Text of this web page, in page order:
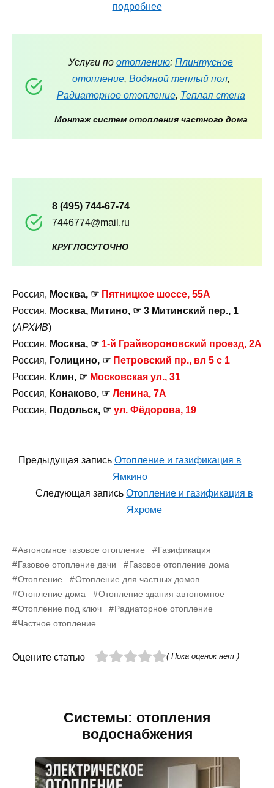
подробнее
Услуги по отоплению: Плинтусное
отопление, Водяной теплый пол,
Радиаторное отопление, Теплая стена
Монтаж систем отопления частного дома
8 (495) 744-67-74
7446774@mail.ru
КРУГЛОСУТОЧНО
Россия, Москва, ☞ Пятницкое шоссе, 55А
Россия, Москва, Митино, ☞ 3 Митинский пер., 1
(АРХИВ)
Россия, Москва, ☞ 1-й Грайвороновский проезд, 2А
Россия, Голицино, ☞ Петровский пр., вл 5 с 1
Россия, Клин, ☞ Московская ул., 31
Россия, Конаково, ☞ Ленина, 7А
Россия, Подольск, ☞ ул. Фёдорова, 19
Предыдущая запись Отопление и газификация в
Ямкино
Следующая запись Отопление и газификация в
Яхроме
Автономное газовое отопление
Газификация
Газовое отопление дачи
Газовое отопление дома
Отопление
Отопление для частных домов
Отопление дома
Отопление здания автономное
Отопление под ключ
Радиаторное отопление
Частное отопление
Оцените статью ( Пока оценок нет )
Системы: отопления
водоснабжения